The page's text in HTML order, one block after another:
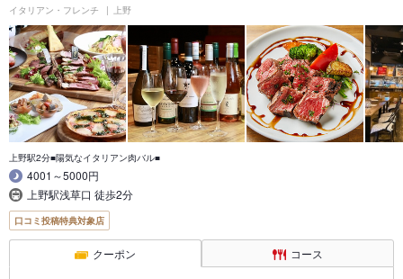
イタリアン・フレンチ 上野
上野駅2分■陽気なイタリアン肉バル■
4001～5000円
上野駅浅草口 徒歩2分
口コミ投稿特典対象店
クーポン コース